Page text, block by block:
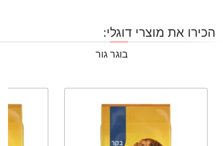
הכירו את מוצרי דוגלי:
בוגר גור